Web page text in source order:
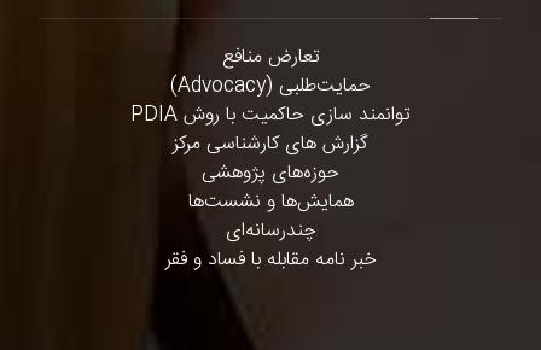
تعارض منافع
حمایت‌طلبی (Advocacy)
توانمند سازی حاکمیت با روش PDIA
گزارش های کارشناسی مرکز
حوزه‌های پژوهشی
همایش‌ها و نشست‌ها
چندرسانه‌ای
خبر نامه مقابله با فساد و فقر